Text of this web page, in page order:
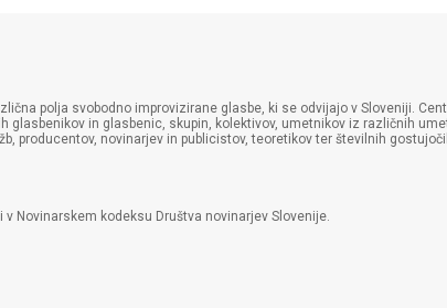
polja svobodno improvizirane glasbe, ki se odvijajo v Sloveniji.
in glasbenic, skupin, kolektivov, umetnikov iz različnih
novinarjev in publicistov, teoretikov ter številnih
Novinarskem kodeksu Društva novinarjev Slovenije.